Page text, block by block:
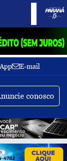
E-mail
conosco
Buscar